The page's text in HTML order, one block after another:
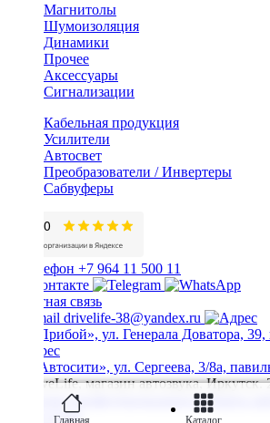
Главная Каталог
Магнитолы
Шумоизоляция
Динамики
Прочее
Аксессуары
Сигнализации
Кабельная продукция
Усилители
Автосвет
Преобразователи / Инвертеры
Сабвуферы
+7 964 11 500 11
Обратная связь
drivelife-38@yandex.ru
ТЦ «Прибой», ул. Генерала Доватора,
ТЦ «Автосити», ул. Сергеева, 3/8а,
© DriveLife, магазин автозвука,
Политика конфиденциальности Карта
Prime Group